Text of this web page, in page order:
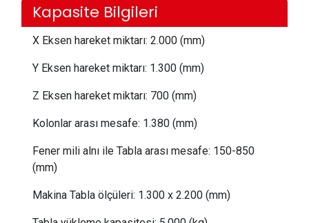
Kapasite Bilgileri
X Eksen hareket miktarı: 2.000 (mm)
Y Eksen hareket miktarı: 1.300 (mm)
Z Eksen hareket miktarı: 700 (mm)
Kolonlar arası mesafe: 1.380 (mm)
Fener mili alnı ile Tabla arası mesafe: 150-850
(mm)
Makina Tabla ölçüleri: 1.300 x 2.200 (mm)